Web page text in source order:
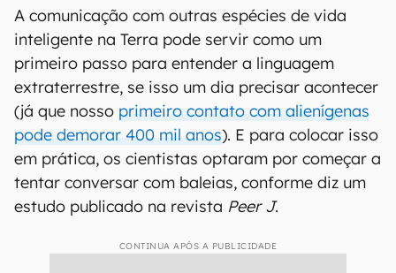
A comunicação com outras espécies de vida
inteligente na Terra pode servir como um
primeiro passo para entender a linguagem
extraterrestre, se isso um dia precisar acontecer
(já que nosso primeiro contato com alienígenas
pode demorar 400 mil anos). E para colocar isso
em prática, os cientistas optaram por começar a
tentar conversar com baleias, conforme diz um
estudo publicado na revista Peer J.
CONTINUA APÓS A PUBLICIDADE